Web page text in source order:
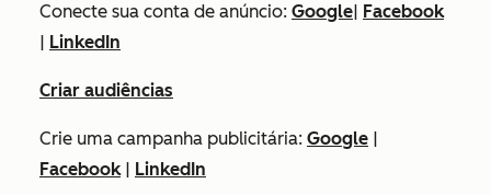
Conecte sua conta de anúncio: Google| Facebook
| LinkedIn
Criar audiências
Crie uma campanha publicitária: Google |
Facebook| LinkedIn